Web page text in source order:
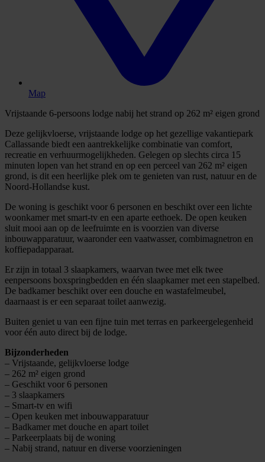
Map
Vrijstaande 6-persoons lodge nabij het strand op 262 m² eigen grond
Deze gelijkvloerse, vrijstaande lodge op het gezellige vakantiepark
Callassande biedt een aantrekkelijke combinatie van comfort,
recreatie en verhuurmogelijkheden. Gelegen op slechts circa 15
minuten lopen van het strand en op een perceel van 262 m² eigen
grond, is dit een heerlijke plek om te genieten van rust, natuur en de
Noord-Hollandse kust.
De woning is geschikt voor 6 personen en beschikt over een lichte
woonkamer met smart-tv en een aparte eethoek. De open keuken
sluit mooi aan op de leefruimte en is voorzien van diverse
inbouwapparatuur, waaronder een vaatwasser, combimagnetron en
koffiepadapparaat.
Er zijn in totaal 3 slaapkamers, waarvan twee met elk twee
eenpersoons boxspringbedden en één slaapkamer met een stapelbed.
De badkamer beschikt over een douche en wastafelmeubel,
daarnaast is er een separaat toilet aanwezig.
Buiten geniet u van een fijne tuin met terras en parkeergelegenheid
voor één auto direct bij de lodge.
Bijzonderheden
– Vrijstaande, gelijkvloerse lodge
– 262 m² eigen grond
– Geschikt voor 6 personen
– 3 slaapkamers
– Smart-tv en wifi
– Open keuken met inbouwapparatuur
– Badkamer met douche en apart toilet
– Parkeerplaats bij de woning
– Nabij strand, natuur en diverse voorzieningen